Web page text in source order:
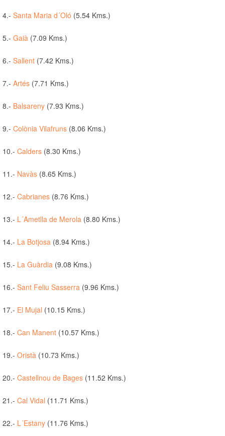
4.- Santa Maria d´Oló (5.54 Kms.)
5.- Gaià (7.09 Kms.)
6.- Sallent (7.42 Kms.)
7.- Artés (7.71 Kms.)
8.- Balsareny (7.93 Kms.)
9.- Colònia Vilafruns (8.06 Kms.)
10.- Calders (8.30 Kms.)
11.- Navàs (8.65 Kms.)
12.- Cabrianes (8.76 Kms.)
13.- L´Ametlla de Merola (8.80 Kms.)
14.- La Botjosa (8.94 Kms.)
15.- La Guàrdia (9.08 Kms.)
16.- Sant Feliu Sasserra (9.96 Kms.)
17.- El Mujal (10.15 Kms.)
18.- Can Manent (10.57 Kms.)
19.- Oristà (10.73 Kms.)
20.- Castellnou de Bages (11.52 Kms.)
21.- Cal Vidal (11.71 Kms.)
22.- L´Estany (11.76 Kms.)